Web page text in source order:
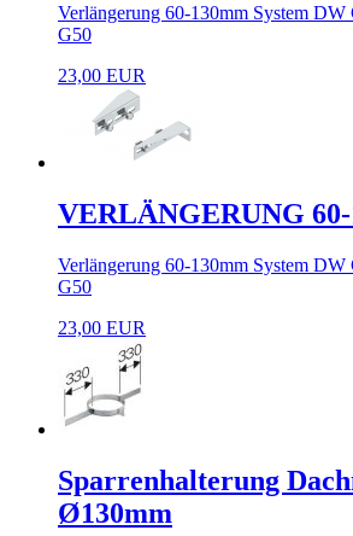
Verlängerung 60-130mm System
G50
23,00 EUR
VERLÄNGERUNG
Verlängerung 60-130mm System
G50
23,00 EUR
Sparrenhalterung
Ø130mm